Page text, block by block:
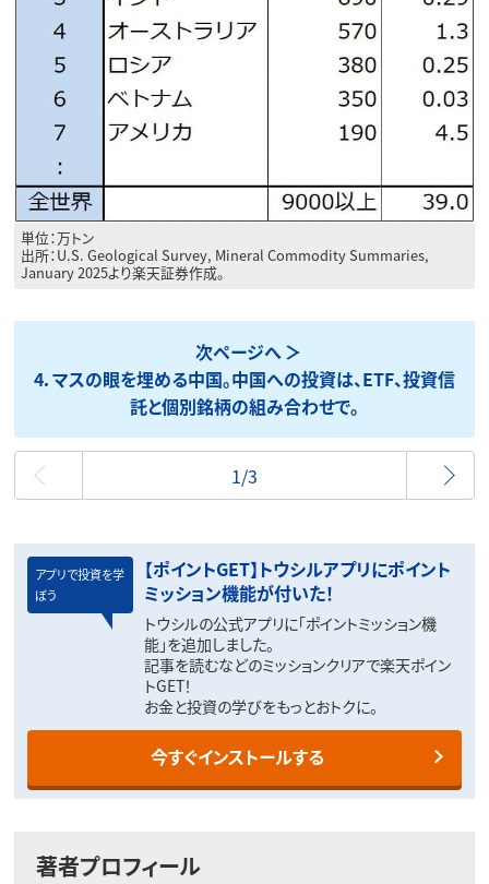
単位：万トン
出所：U.S. Geological Survey, Mineral Commodity Summaries,
January 2025より楽天証券作成。
次ページへ
4．マスの眼を埋める中国。中国への投資は、ETF、投資信
託と個別銘柄の組み合わせで。
最初
1/3
アプリで投資を学
ぼう
【ポイントGET】トウシルアプリにポイント
ミッション機能が付いた！
トウシルの公式アプリに「ポイントミッション機
能」を追加しました。
記事を読むなどのミッションクリアで楽天ポイン
トGET！
お金と投資の学びをもっとおトクに。
今すぐインストールする
著者プロフィール